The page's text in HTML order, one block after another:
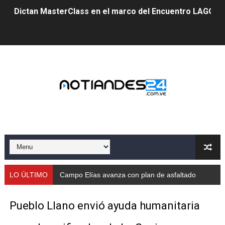
Dictan MasterClass en el marco del Encuentro LAGO
Gobernador Arnaldo Sánchez apadrina a más de 993
Mérida fortalece su reserva deportiva de cara a
Gobernación de Mérida instalará mesa de trabajo con
Fundecem ofrece taller de bordado en punto de cruz
LO ÚLTIMO Campo Elías avanza con plan de asfaltado
Pueblo Llano envió ayuda humanitaria